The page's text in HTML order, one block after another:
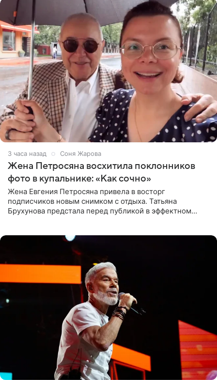
3 часа назад Соня Жарова
Жена Петросяна восхитила поклонников
фото в купальнике: «Как сочно»
Жена Евгения Петросяна привела в восторг
подписчиков новым снимком с отдыха. Татьяна
Брухунова предстала перед публикой в эффектном